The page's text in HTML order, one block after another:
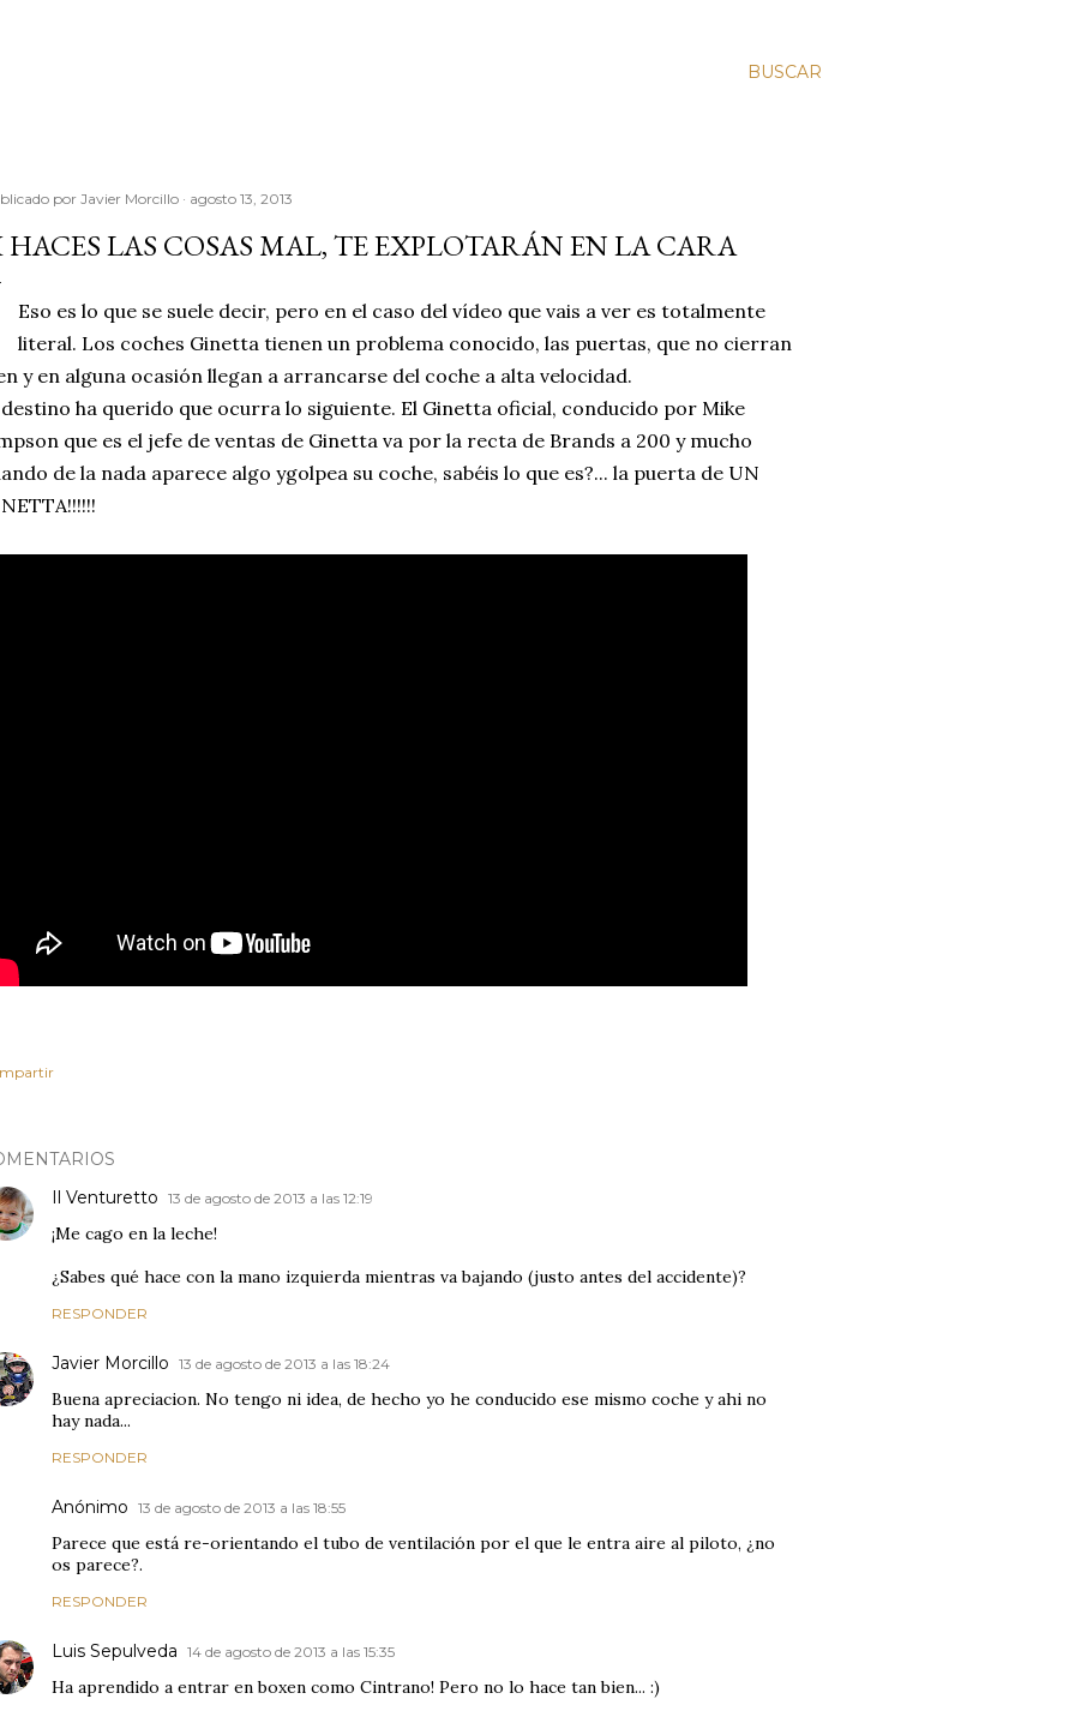
BUSCAR
por Javier Morcillo agosto 13, 2013
HACES LAS COSAS MAL, TE EXPLOTARÁN EN LA CARA
Eso es lo que se suele decir, pero en el caso del vídeo que vais a ver es totalmente
literal. Los coches Ginetta tienen un problema conocido, las puertas, que no cierran
y en alguna ocasión llegan a arrancarse del coche a alta velocidad.
ha querido que ocurra lo siguiente. El Ginetta oficial, conducido por Mike
que es el jefe de ventas de Ginetta va por la recta de Brands a 200 y mucho
de la nada aparece algo ygolpea su coche, sabéis lo que es?... la puerta de UN
Il Venturetto 13 de agosto de 2013 a las 12:19
¡Me cago en la leche!
¿Sabes qué hace con la mano izquierda mientras va bajando (justo antes del accidente)?
RESPONDER
Javier Morcillo 13 de agosto de 2013 a las 18:24
Buena apreciacion. No tengo ni idea, de hecho yo he conducido ese mismo coche y ahi no
hay nada...
RESPONDER
Anónimo 13 de agosto de 2013 a las 18:55
Parece que está re-orientando el tubo de ventilación por el que le entra aire al piloto, ¿no
os parece?.
RESPONDER
Luis Sepulveda 14 de agosto de 2013 a las 15:35
Ha aprendido a entrar en boxen como Cintrano! Pero no lo hace tan bien... :)